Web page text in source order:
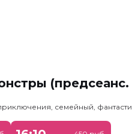
семейный,